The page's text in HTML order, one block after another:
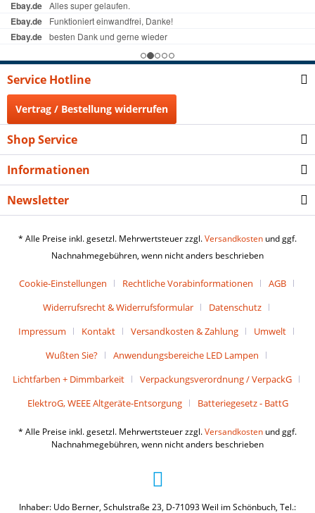
Service Hotline
Vertrag / Bestellung widerrufen
Shop Service
Informationen
Newsletter
* Alle Preise inkl. gesetzl. Mehrwertsteuer zzgl.Versandkosten und ggf.
Nachnahmegebühren, wenn nicht anders beschrieben
Cookie-Einstellungen Rechtliche Vorabinformationen
AGB
Widerrufsrecht & Widerrufsformular
Datenschutz
Impressum
Kontakt Versandkosten & Zahlung
Umwelt
Wußten Sie?
Anwendungsbereiche LED Lampen
Lichtfarben + Dimmbarkeit
Verpackungsverordnung / VerpackG
ElektroG, WEEE Altgeräte-Entsorgung
Batteriegesetz - BattG
* Alle Preise inkl. gesetzl. Mehrwertsteuer zzgl.Versandkosten und ggf.
Nachnahmegebühren, wenn nicht anders beschrieben
Inhaber: Udo Berner, Schulstraße 23, D-71093 Weil im Schönbuch, Tel.: